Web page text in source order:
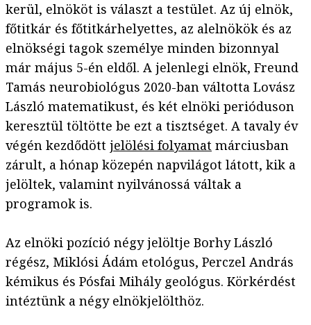
kerül, elnököt is választ a testület. Az új elnök,
főtitkár és főtitkárhelyettes, az alelnökök és az
elnökségi tagok személye minden bizonnyal
már május 5-én eldől. A jelenlegi elnök, Freund
Tamás neurobiológus 2020-ban váltotta Lovász
László matematikust, és két elnöki perióduson
keresztül töltötte be ezt a tisztséget. A tavaly év
végén kezdődött jelölési folyamat márciusban
zárult, a hónap közepén napvilágot látott, kik a
jelöltek, valamint nyilvánossá váltak a
programok is.
Az elnöki pozíció négy jelöltje Borhy László
régész, Miklósi Ádám etológus, Perczel András
kémikus és Pósfai Mihály geológus. Körkérdést
intéztünk a négy elnökjelölthöz.